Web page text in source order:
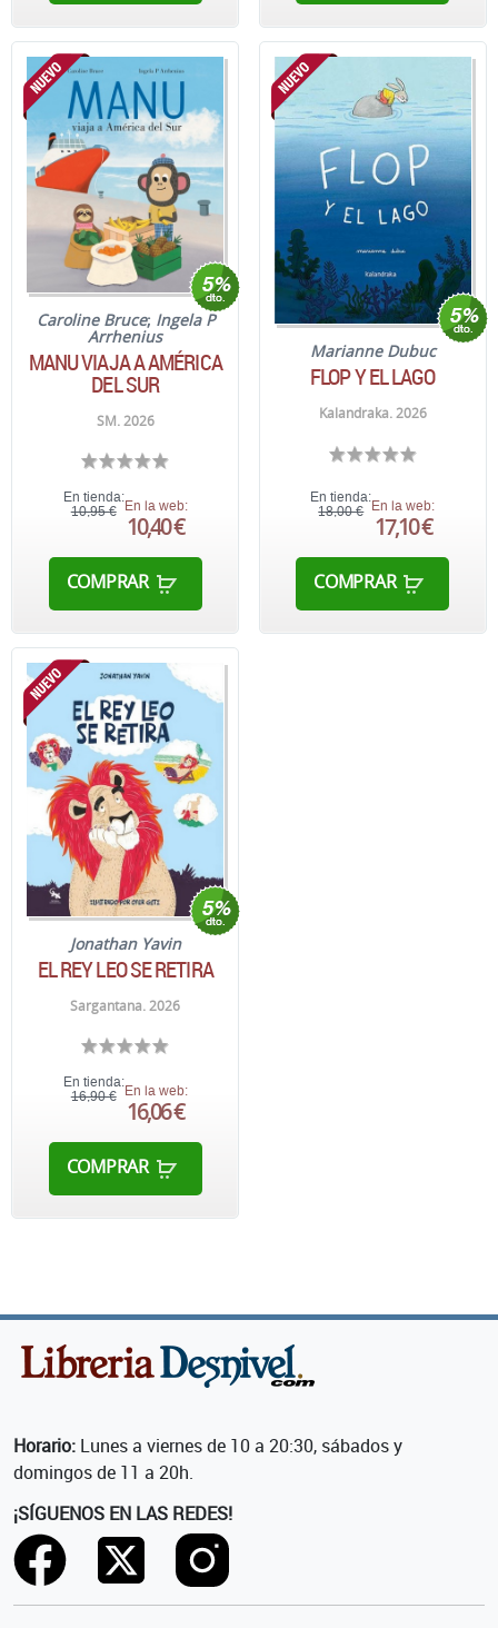
Caroline Bruce; Ingela P
Arrhenius
MANU VIAJA A AMÉRICA
DEL SUR
SM. 2026
En tienda:
10,95 € En la web:
10,40 €
COMPRAR
Marianne Dubuc
FLOP Y EL LAGO
Kalandraka. 2026
En tienda:
18,00 €
En la web:
17,10 €
COMPRAR
Jonathan Yavin
EL REY LEO SE RETIRA
Sargantana. 2026
En tienda:
16,90 € En la web:
16,06 €
COMPRAR
Horario: Lunes a viernes de 10 a 20:30, sábados y
domingos de 11 a 20h.
¡SÍGUENOS EN LAS REDES!